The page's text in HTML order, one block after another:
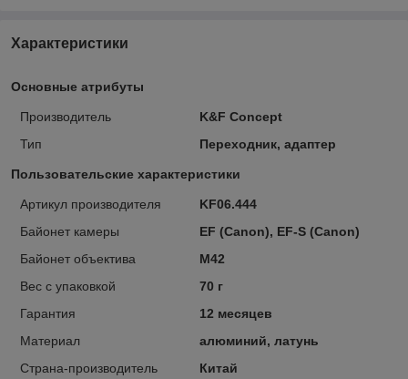
Характеристики
Основные атрибуты
Производитель
K&F Concept
Тип
Переходник, адаптер
Пользовательские характеристики
Артикул производителя
KF06.444
Байонет камеры
EF (Canon), EF-S (Canon)
Байонет объектива
M42
Вес с упаковкой
70 г
Гарантия
12 месяцев
Материал
алюминий, латунь
Страна-производитель
Китай